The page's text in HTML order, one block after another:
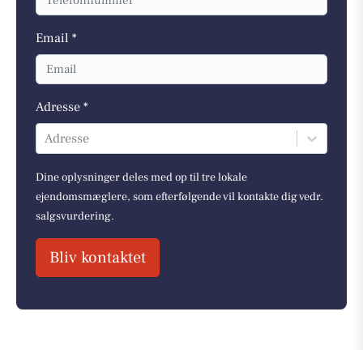
Email *
Adresse *
Adresse
Dine oplysninger deles med op til tre lokale
ejendomsmæglere, som efterfølgende vil kontakte dig vedr.
salgsvurdering.
Bliv kontaktet